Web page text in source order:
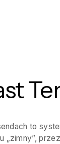
to
„zimny”,